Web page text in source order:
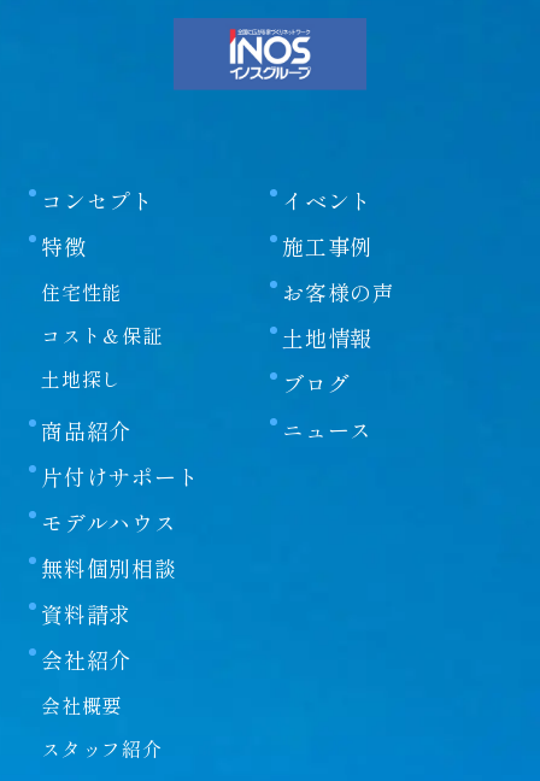
コンセプト
特徴
住宅性能
コスト＆保証
土地探し
商品紹介
片付けサポート
イベント
施工事例
お客様の声
土地情報
ブログ
ニュース
モデルハウス
無料個別相談
資料請求
会社紹介
会社概要
スタッフ紹介